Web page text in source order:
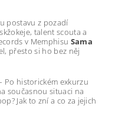
postavu z pozadí
talent scouta a
v Memphisu Sama
přesto si ho bez něj
Po historickém exkurzu
současnou situaci na
Jak to zní a co za jejich